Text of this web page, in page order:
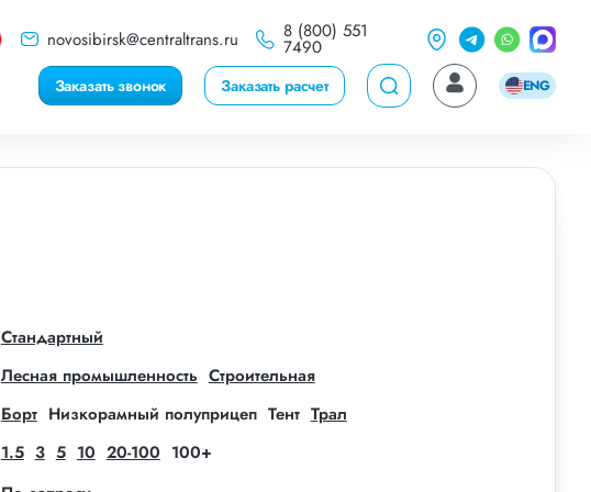
novosibirsk@centraltrans.ru 8 (800) 551
7490
Заказать звонок Заказать расчет ENG
Стандартный
Лесная промышленность Строительная
Борт Низкорамный полуприцеп Тент Трал
1.5 3 5 10 20-100 100+